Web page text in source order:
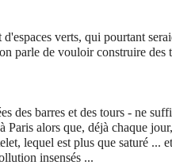
verts, qui pourtant
parle de vouloir construire des
des barres et des tours - ne
Paris alors que, déjà chaque
lequel est plus que saturé ...
insensés ...